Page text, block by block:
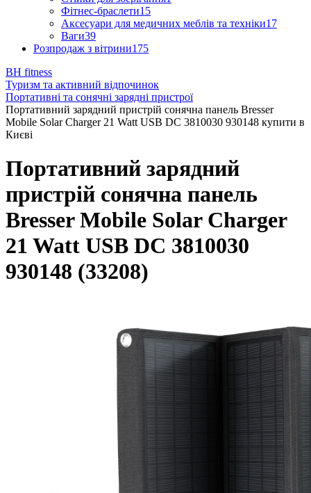
Фітнес-браслети15
Аксесуари для медичних меблів та техніки17
Ваги39
Розпродаж з вітрини175
BH fitness
Туризм та активний відпочинок
Портативні та сонячні зарядні пристрої
Портативний зарядний пристрій сонячна панель Bresser
Mobile Solar Charger 21 Watt USB DC 3810030 930148 купити в
Києві
Портативний зарядний
пристрій сонячна панель
Bresser Mobile Solar Charger
21 Watt USB DC 3810030
930148 (33208)